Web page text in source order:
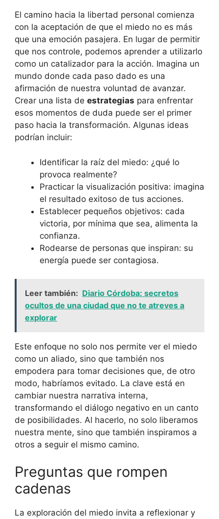
El camino hacia la libertad personal comienza
con la aceptación de que el miedo no es más
que una emoción pasajera. En lugar de permitir
que nos controle, podemos aprender a utilizarlo
como un catalizador para la acción. Imagina un
mundo donde cada paso dado es una
afirmación de nuestra voluntad de avanzar.
Crear una lista de estrategias para enfrentar
esos momentos de duda puede ser el primer
paso hacia la transformación. Algunas ideas
podrían incluir:
Identificar la raíz del miedo: ¿qué lo
provoca realmente?
Practicar la visualización positiva: imagina
el resultado exitoso de tus acciones.
Establecer pequeños objetivos: cada
victoria, por mínima que sea, alimenta la
confianza.
Rodearse de personas que inspiran: su
energía puede ser contagiosa.
Leer también: Diario Córdoba: secretos
ocultos de una ciudad que no te atreves a
explorar
Este enfoque no solo nos permite ver el miedo
como un aliado, sino que también nos
empodera para tomar decisiones que, de otro
modo, habríamos evitado. La clave está en
cambiar nuestra narrativa interna,
transformando el diálogo negativo en un canto
de posibilidades. Al hacerlo, no solo liberamos
nuestra mente, sino que también inspiramos a
otros a seguir el mismo camino.
Preguntas que rompen
cadenas
La exploración del miedo invita a reflexionar y